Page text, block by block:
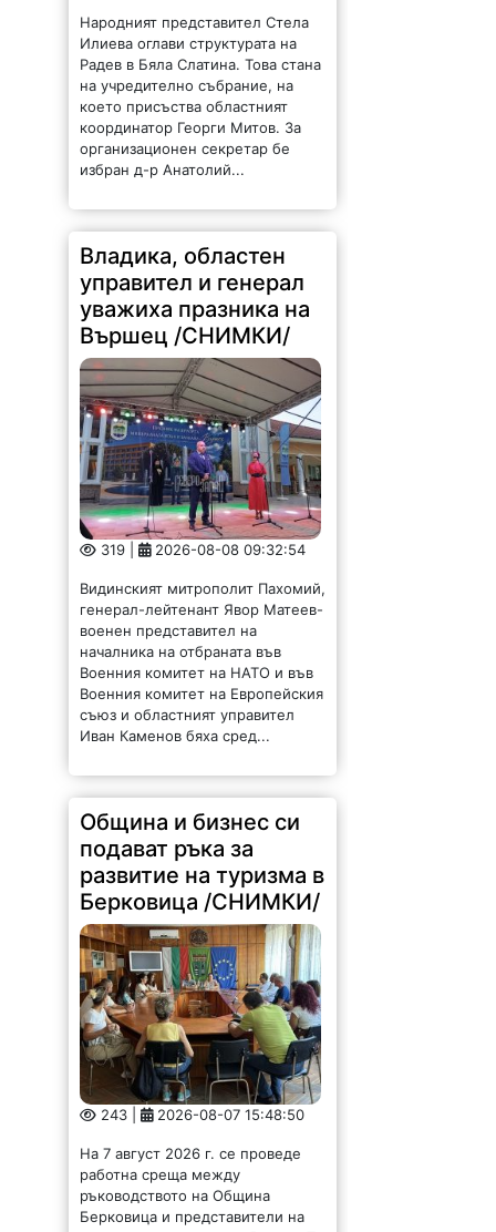
Илиева оглави структурата на
Радев в Бяла Слатина. Това стана
на учредително събрание, на
което присъства областният
координатор Георги Митов. За
организационен секретар бе
избран д-р Анатолий...
Владика, областен
управител и генерал
уважиха празника на
Вършец /СНИМКИ/
319 | 2026-08-08 09:32:54
генерал-лейтенант Явор Матеев-
военен представител на
началника на отбраната във
Военния комитет на НАТО и във
Военния комитет на Европейския
съюз и областният управител
Иван Каменов бяха сред...
Община и бизнес си
подават ръка за
развитие на туризма в
Берковица /СНИМКИ/
243 | 2026-08-07 15:48:50
работна среща между
ръководството на Община
Берковица и представители на
местния туристически бизнес. Тя